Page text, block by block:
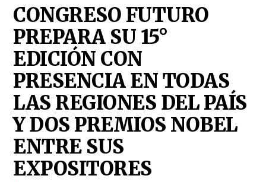
CONGRESO FUTURO
PREPARA SU 15°
EDICIÓN CON
PRESENCIA EN TODAS
LAS REGIONES DEL PAÍS
Y DOS PREMIOS NOBEL
ENTRE SUS
EXPOSITORES